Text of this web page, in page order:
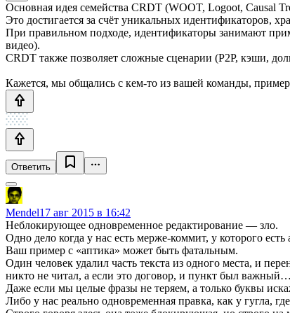
Основная идея семейства CRDT (WOOT, Logoot, Causal
Это достигается за счёт уникальных идентификаторов,
При правильном подходе, идентификаторы занимают
видео).
CRDT также позволяет сложные сценарии (P2P, кэши,
Кажется, мы общались с кем-то из вашей команды,
Ответить
Mendel17 авг 2015 в 16:42
Неблокирующее одновременное редактирование — зло.
Одно дело когда у нас есть мерже-коммит, у которого есть
Ваш пример с «аптика» может быть фатальным.
Один человек удалил часть текста из одного места, и
никто не читал, а если это договор, и пункт был важный…
Даже если мы целые фразы не теряем, а только буквы
Либо у нас реально одновременная правка, как у гугла,